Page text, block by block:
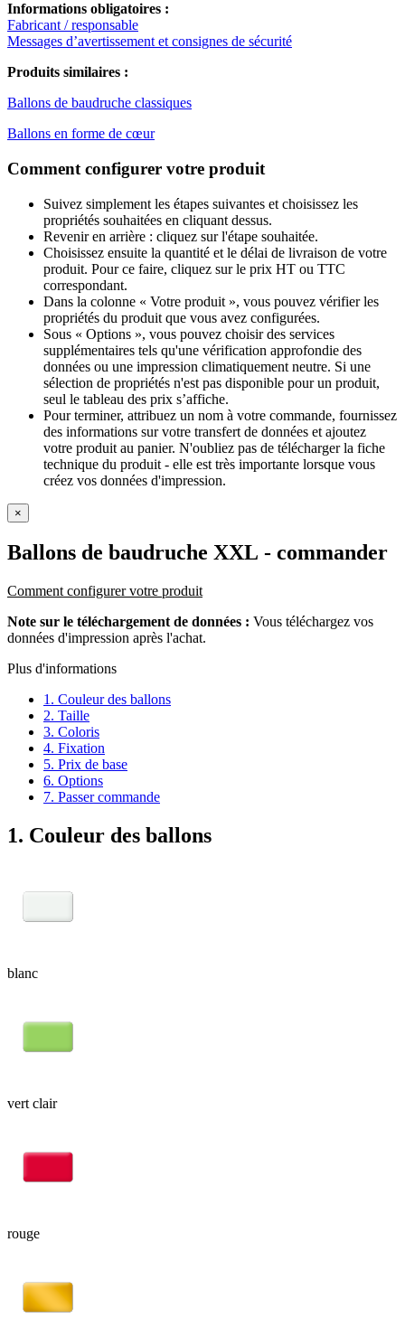
Informations obligatoires :
Fabricant / responsable
Messages d’avertissement et consignes de sécurité
Produits similaires :
Ballons de baudruche classiques
Ballons en forme de cœur
Comment configurer votre produit
Suivez simplement les étapes suivantes et choisissez les
propriétés souhaitées en cliquant dessus.
Revenir en arrière : cliquez sur l'étape souhaitée.
Choisissez ensuite la quantité et le délai de livraison de votre
produit. Pour ce faire, cliquez sur le prix HT ou TTC
correspondant.
Dans la colonne « Votre produit », vous pouvez vérifier les
propriétés du produit que vous avez configurées.
Sous « Options », vous pouvez choisir des services
supplémentaires tels qu'une vérification approfondie des
données ou une impression climatiquement neutre. Si une
sélection de propriétés n'est pas disponible pour un produit,
seul le tableau des prix s’affiche.
Pour terminer, attribuez un nom à votre commande, fournissez
des informations sur votre transfert de données et ajoutez
votre produit au panier. N'oubliez pas de télécharger la fiche
technique du produit - elle est très importante lorsque vous
créez vos données d'impression.
×
Ballons de baudruche XXL - commander
Comment configurer votre produit
Note sur le téléchargement de données : Vous téléchargez vos
données d'impression après l'achat.
Plus d'informations
1. Couleur des ballons
2. Taille
3. Coloris
4. Fixation
5. Prix de base
6. Options
7. Passer commande
1. Couleur des ballons
blanc
vert clair
rouge